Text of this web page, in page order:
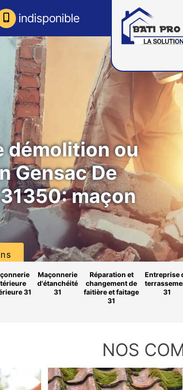
indisponible
démolition ou
Gensac De
maçon
31
Maçonnerie
d'étanchéité
31
Réparation et
changement de
faitière et faitage
31
Entreprise
31
NOS